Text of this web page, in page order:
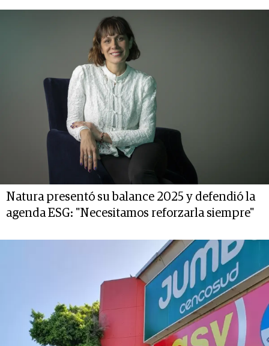
Natura presentó su balance 2025 y defendió la
agenda ESG: "Necesitamos reforzarla siempre"